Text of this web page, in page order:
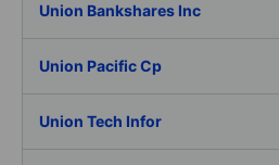
Union Bankshares Inc
Union Pacific Cp
Union Tech Infor